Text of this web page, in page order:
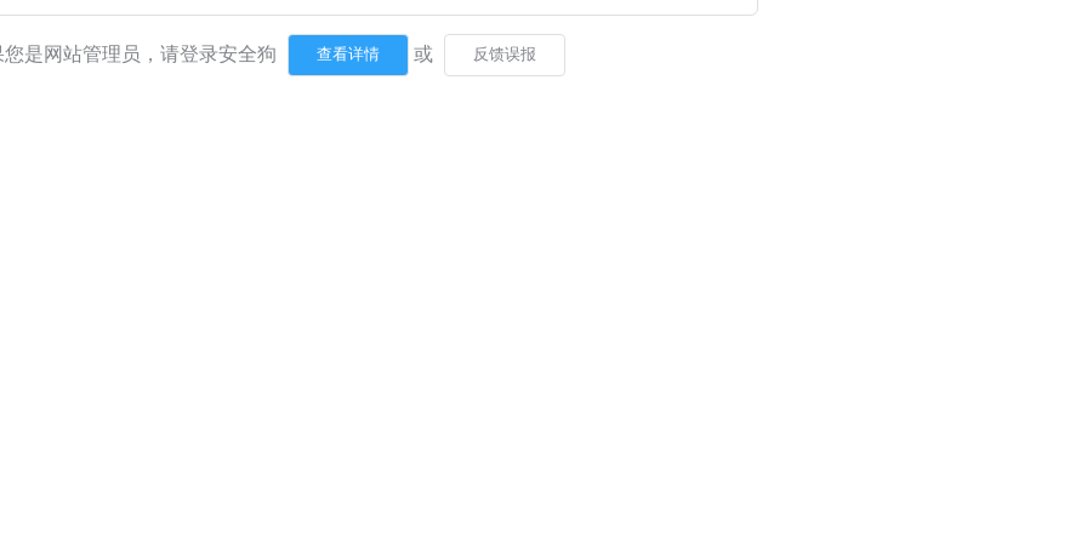
您是网站管理员，请登录安全狗 或